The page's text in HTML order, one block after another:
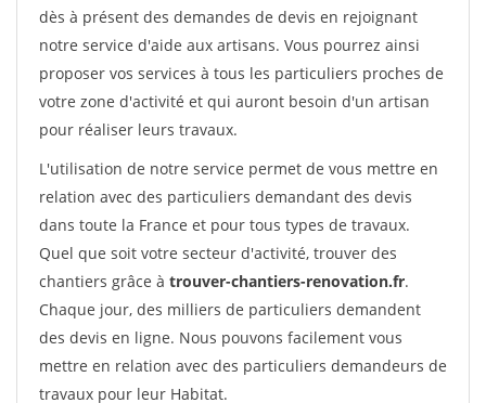
dès à présent des demandes de devis en rejoignant
notre service d'aide aux artisans. Vous pourrez ainsi
proposer vos services à tous les particuliers proches de
votre zone d'activité et qui auront besoin d'un artisan
pour réaliser leurs travaux.
L'utilisation de notre service permet de vous mettre en
relation avec des particuliers demandant des devis
dans toute la France et pour tous types de travaux.
Quel que soit votre secteur d'activité, trouver des
chantiers grâce à trouver-chantiers-renovation.fr.
Chaque jour, des milliers de particuliers demandent
des devis en ligne. Nous pouvons facilement vous
mettre en relation avec des particuliers demandeurs de
travaux pour leur Habitat.